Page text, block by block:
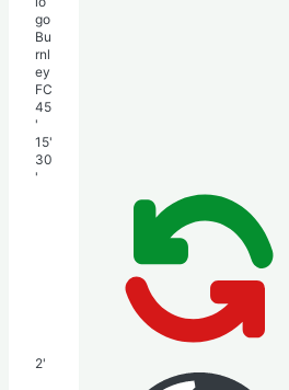
Bu
rnl
ey
FC
45
'
15'
30
'
2'